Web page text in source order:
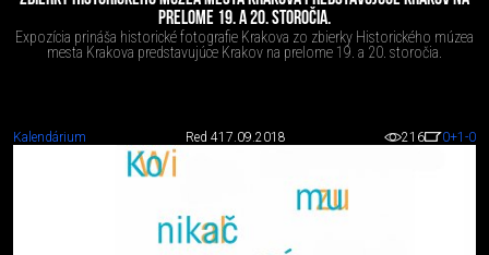
PRELOME 19. A 20. STOROČIA.
Expozícia prináša historické fotografie Krakova zo zbierky Historického múzea
mesta Krakova predstavujúce Krakov na prelome 19. a 20. storočia.
Kalendárium Red 417.09.2018 216 0+1 -0